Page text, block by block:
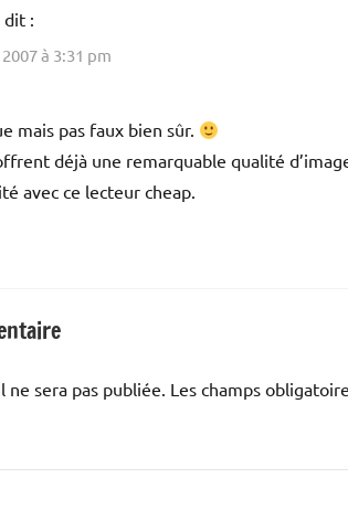
dit :
à 3:31 pm
mais pas faux bien sûr.
déjà une remarquable qualité
avec ce lecteur cheap.
sera pas publiée. Les champs